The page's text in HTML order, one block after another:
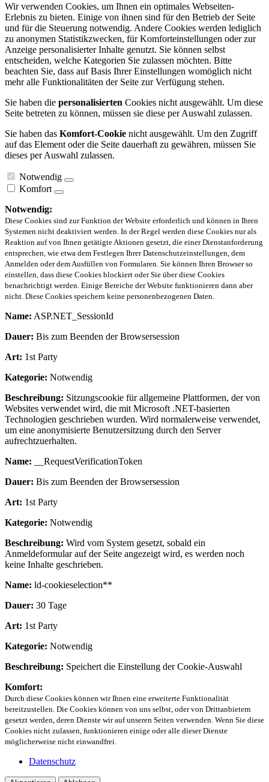
Wir verwenden Cookies, um Ihnen ein optimales Webseiten-
Erlebnis zu bieten. Einige von ihnen sind für den Betrieb der Seite
und für die Steuerung notwendig. Andere Cookies werden lediglich
zu anonymen Statistikzwecken, für Komforteinstellungen oder zur
Anzeige personalisierter Inhalte genutzt. Sie können selbst
entscheiden, welche Kategorien Sie zulassen möchten. Bitte
beachten Sie, dass auf Basis Ihrer Einstellungen womöglich nicht
mehr alle Funktionalitäten der Seite zur Verfügung stehen.
Sie haben die personalisierten Cookies nicht ausgewählt. Um diese
Seite betreten zu können, müssen sie diese per Auswahl zulassen.
Sie haben das Komfort-Cookie nicht ausgewählt. Um den Zugriff
auf das Element oder die Seite dauerhaft zu gewähren, müssen Sie
dieses per Auswahl zulassen.
Notwendig
Komfort
Notwendig:
Diese Cookies sind zur Funktion der Website erforderlich und können in Ihren
Systemen nicht deaktiviert werden. In der Regel werden diese Cookies nur als
Reaktion auf von Ihnen getätigte Aktionen gesetzt, die einer Dienstanforderung
entsprechen, wie etwa dem Festlegen Ihrer Datenschutzeinstellungen, dem
Anmelden oder dem Ausfüllen von Formularen. Sie können Ihren Browser so
einstellen, dass diese Cookies blockiert oder Sie über diese Cookies
benachrichtigt werden. Einige Bereiche der Website funktionieren dann aber
nicht. Diese Cookies speichern keine personenbezogenen Daten.
Name: ASP.NET_SessionId
Dauer: Bis zum Beenden der Browsersession
Art: 1st Party
Kategorie: Notwendig
Beschreibung: Sitzungscookie für allgemeine Plattformen, der von
Websites verwendet wird, die mit Microsoft .NET-basierten
Technologien geschrieben wurden. Wird normalerweise verwendet,
um eine anonymisierte Benutzersitzung durch den Server
aufrechtzuerhalten.
Name: __RequestVerificationToken
Dauer: Bis zum Beenden der Browsersession
Art: 1st Party
Kategorie: Notwendig
Beschreibung: Wird vom System gesetzt, sobald ein
Anmeldeformular auf der Seite angezeigt wird, es werden noch
keine Inhalte geschrieben.
Name: ld-cookieselection**
Dauer: 30 Tage
Art: 1st Party
Kategorie: Notwendig
Beschreibung: Speichert die Einstellung der Cookie-Auswahl
Komfort:
Durch diese Cookies können wir Ihnen eine erweiterte Funktionalität
bereitzustellen. Die Cookies können von uns selbst, oder von Drittanbietern
gesetzt werden, deren Dienste wir auf unseren Seiten verwenden. Wenn Sie diese
Cookies nicht zulassen, funktionieren einige oder alle dieser Dienste
möglicherweise nicht einwandfrei.
Datenschutz